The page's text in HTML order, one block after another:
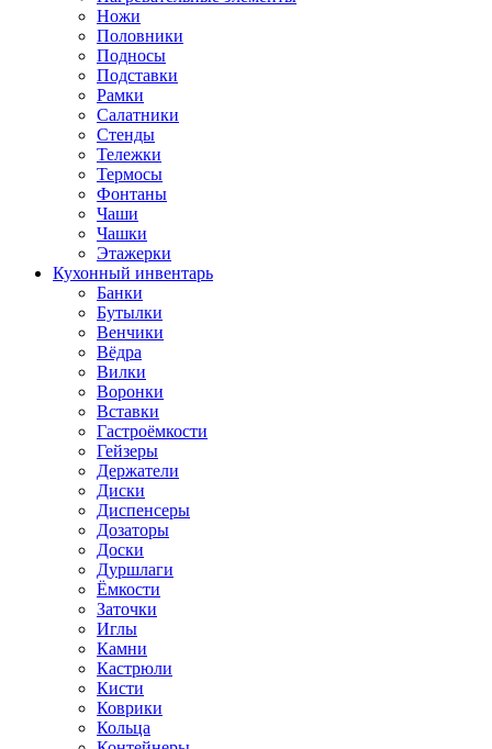
Ножи
Половники
Подносы
Подставки
Рамки
Салатники
Стенды
Тележки
Термосы
Фонтаны
Чаши
Чашки
Этажерки
Кухонный инвентарь
Банки
Бутылки
Венчики
Вёдра
Вилки
Воронки
Вставки
Гастроёмкости
Гейзеры
Держатели
Диски
Диспенсеры
Дозаторы
Доски
Дуршлаги
Ёмкости
Заточки
Иглы
Камни
Кастрюли
Кисти
Коврики
Кольца